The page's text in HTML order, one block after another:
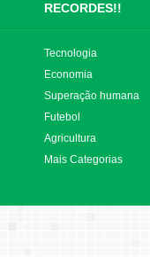
RECORDES!!
Tecnologia
Economia
Superação humana
Futebol
Agricultura
Mais Categorias